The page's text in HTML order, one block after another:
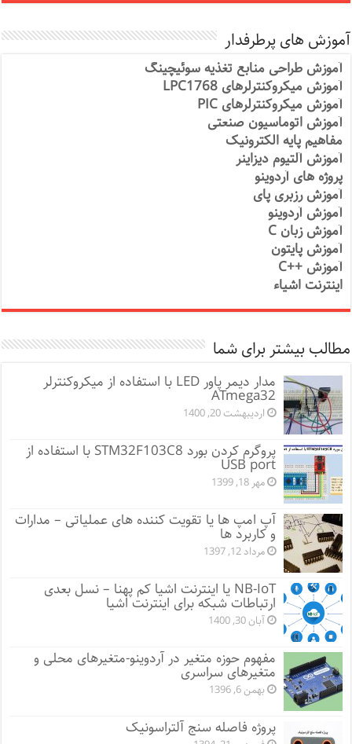
آموزش های پرطرفدار
آموزش طراحی منابع تغذیه سوئیچینگ
آموزش میکروکنترلرهای LPC1768
آموزش میکروکنترلرهای PIC
آموزش اتوماسیون صنعتی
مفاهیم پایه الکترونیک
آموزش آلتیوم دیزاینر
پروژه های آردوینو
آموزش رزبری پای
آموزش آردوینو
آموزش زبان C
آموزش پایتون
آموزش ++C
اینترنت اشیاء
مطالب بیشتر برای شما
مدار دیمر پاور LED با استفاده از میکروکنترلر
ATmega32
اردیبهشت 20, 1400
پروگرم کردن بورد STM32F103C8 با استفاده از
USB port
مهر 18, 1399
آپ امپ ها یا تقویت کننده های عملیاتی – مدارات
و کاربرد ها
مرداد 12, 1397
NB-IoT یا اینترنت اشیا کم پهنا – نسل بعدی
ارتباطات شبکه برای اینترنت اشیا
آبان 30, 1400
مفهوم حوزه متغیر در آردوینو-متغیرهای محلی و
متغیرهای سراسری
بهمن 6, 1396
پروژه فاصله سنج آلتراسونیک